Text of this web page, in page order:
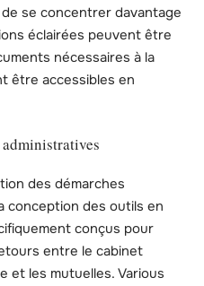
se concentrer davantage
éclairées peuvent être
nécessaires à la
être accessibles en
des démarches
conception des outils en
conçus pour
entre le cabinet
et les mutuelles. Various